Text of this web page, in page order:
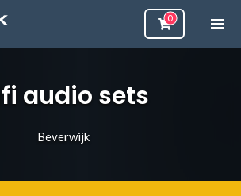
audio sets
Beverwijk